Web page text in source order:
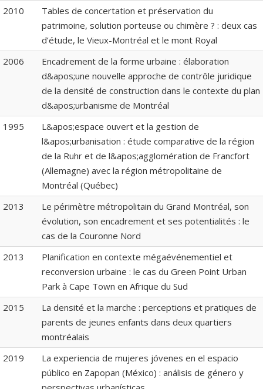
2010
Tables de concertation et préservation du
patrimoine, solution porteuse ou chimère ? : deux cas
d’étude, le Vieux-Montréal et le mont Royal
2006
Encadrement de la forme urbaine : élaboration
d&apos;une nouvelle approche de contrôle juridique
de la densité de construction dans le contexte du plan
d&apos;urbanisme de Montréal
1995
L&apos;espace ouvert et la gestion de
l&apos;urbanisation : étude comparative de la région
de la Ruhr et de l&apos;agglomération de Francfort
(Allemagne) avec la région métropolitaine de
Montréal (Québec)
2013
Le périmètre métropolitain du Grand Montréal, son
évolution, son encadrement et ses potentialités : le
cas de la Couronne Nord
2013
Planification en contexte mégaévénementiel et
reconversion urbaine : le cas du Green Point Urban
Park à Cape Town en Afrique du Sud
2015
La densité et la marche : perceptions et pratiques de
parents de jeunes enfants dans deux quartiers
montréalais
2019
La experiencia de mujeres jóvenes en el espacio
público en Zapopan (México) : análisis de género y